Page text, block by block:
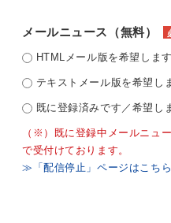
メールニュース（無料）
HTMLメール版を希望します
テキストメール版を希望し
既に登録済みです／希望し
（※）既に登録中メールニュ
で受付けております。
≫「配信停止」ページはこちら